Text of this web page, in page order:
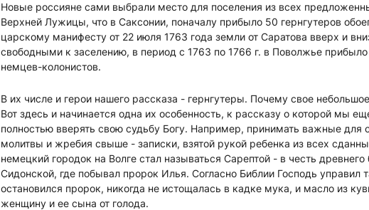
Новые россияне сами выбрали место для поселения из всех
Верхней Лужицы, что в Саксонии, поначалу прибыло 50 гернгутеров
царскому манифесту от 22 июля 1763 года земли от Саратова вверх и
свободными к заселению, в период с 1763 по 1766 г. в Поволжье
немцев-колонистов.
В их числе и герои нашего рассказа - гернгутеры. Почему свое
Вот здесь и начинается одна их особенность, к рассказу о которой мы
полностью вверять свою судьбу Богу. Например, принимать важные
молитвы и жребия свыше - записки, взятой рукой ребенка из всех
немецкий городок на Волге стал называться Сарептой - в честь
Сидонской, где побывал пророк Илья. Согласно Библии Господь управил
остановился пророк, никогда не истощалась в кадке мука, и масло из
женщину и ее сына от голода.